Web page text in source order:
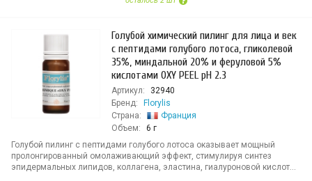
Голубой химический пилинг для лица и век
с пептидами голубого лотоса, гликолевой
35%, миндальной 20% и феруловой 5%
кислотами OXY PEEL pH 2.3
Артикул:
32940
Бренд:
Florylis
Страна:
Франция
Объем:
6 г
Голубой пилинг с пептидами голубого лотоса оказывает мощный
пролонгированный омолаживающий эффект, стимулируя синтез
эпидермальных липидов, коллагена, эластина, гиалуроновой кислот...